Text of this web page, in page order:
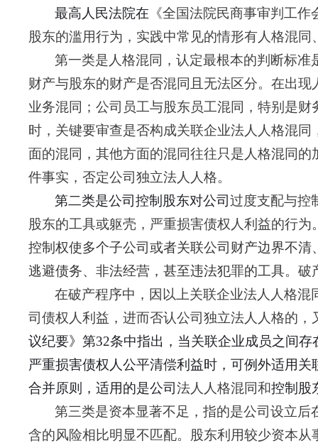
最高人民法院在 《全国法院民商事审判工作
股东的滥用行为，实践中常见的情形有人格混
第一类是人格混同，认定最根本的判断标
财产与股东的财产是否混同且无法区分。在出
业务混同；公司员工与股东员工混同，特别是
时，关键要审查是否构成关联企业法人人格混
面的混同，其他方面的混同往往只是人格混同
件事实， 否定公司独立法人人格。
第二类是公司控制股东对公司过度支配与控
股东的工具或躯壳，严重损害债权人利益的行为
控制权使多个子公司或者关联公司财产边界不
逃避债务、非法经营，甚至违法犯罪的工具。破
在破产程序中，因以上关联企业法人人格混
司债权人利益，进而否认公司独立法人人格的
议纪要》第32条中指出，当关联企业成员之间
严重损害债权人公平清偿利益时，可例外适用
合并原则，适用的是公司法人人格混同和控制股
第三类是资本显著不足，指的是公司设立
含的风险相比明显不匹配。股东利用较少资本